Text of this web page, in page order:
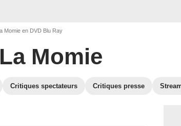
Momie en DVD Blu Ray
La Momie
Critiques spectateurs Critiques presse